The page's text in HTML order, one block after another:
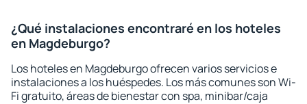
¿Qué instalaciones encontraré en los hoteles
en Magdeburgo?
Los hoteles en Magdeburgo ofrecen varios servicios e
instalaciones a los huéspedes. Los más comunes son Wi-
Fi gratuito, áreas de bienestar con spa, minibar/caja